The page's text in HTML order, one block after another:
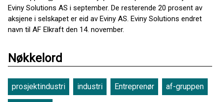
Eviny Solutions AS i september. De resterende 20 prosent av
aksjene i selskapet er eid av Eviny AS. Eviny Solutions endret
navn til AF Elkraft den 14. november.
Nøkkelord
prosjektindustri industri Entreprenør af-gruppen